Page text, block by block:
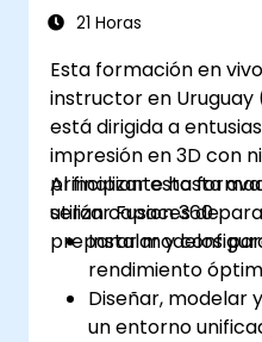
21 Horas
Esta formación en
instructor en
está dirigida a
impresión en 3D con
principiante hasta
utilizar Fusion 360
preparar modelos
Al finalizar esta
serán capaces de:
Instalar y
rendimiento
Diseñar, modelar
un entorno